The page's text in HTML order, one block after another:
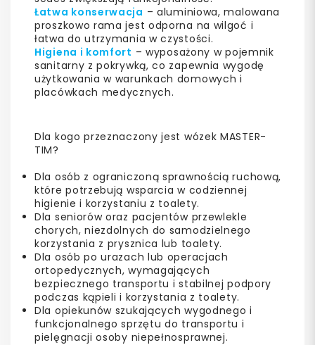
Łatwa konserwacja – aluminiowa, malowana
proszkowo rama jest odporna na wilgoć i
łatwa do utrzymania w czystości.
Higiena i komfort – wyposażony w pojemnik
sanitarny z pokrywką, co zapewnia wygodę
użytkowania w warunkach domowych i
placówkach medycznych.
Dla kogo przeznaczony jest wózek MASTER-
TIM?
Dla osób z ograniczoną sprawnością ruchową,
które potrzebują wsparcia w codziennej
higienie i korzystaniu z toalety.
Dla seniorów oraz pacjentów przewlekle
chorych, niezdolnych do samodzielnego
korzystania z prysznica lub toalety.
Dla osób po urazach lub operacjach
ortopedycznych, wymagających
bezpiecznego transportu i stabilnej podpory
podczas kąpieli i korzystania z toalety.
Dla opiekunów szukających wygodnego i
funkcjonalnego sprzętu do transportu i
pielęgnacji osoby niepełnosprawnej.